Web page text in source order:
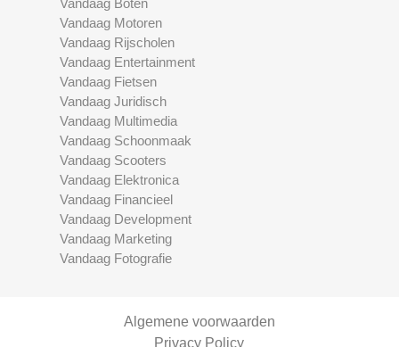
Vandaag Boten
Vandaag Motoren
Vandaag Rijscholen
Vandaag Entertainment
Vandaag Fietsen
Vandaag Juridisch
Vandaag Multimedia
Vandaag Schoonmaak
Vandaag Scooters
Vandaag Elektronica
Vandaag Financieel
Vandaag Development
Vandaag Marketing
Vandaag Fotografie
Algemene voorwaarden
Privacy Policy